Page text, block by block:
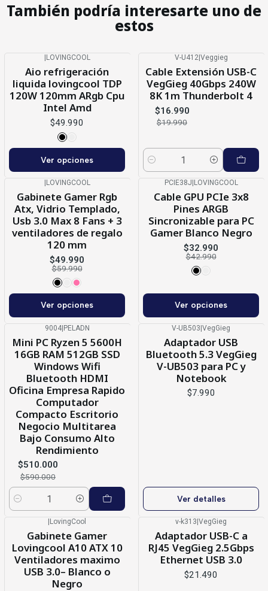
También podría interesarte uno de
estos
LOVINGCOOL
Aio refrigeración
liquida lovingcool TDP
120W 120mm ARgb Cpu
Intel Amd
$49.990
Ver opciones
V-U412| Veggieg
Cable Extensión USB-C
VegGieg 40Gbps 240W
8K 1m Thunderbolt 4
$16.990
$19.990
Cantidad
LOVINGCOOL
Gabinete Gamer Rgb
Atx, Vidrio Templado,
Usb 3.0 Max 8 Fans + 3
ventiladores de regalo
120 mm
$49.990
$59.990
Ver opciones
PCIE38J LOVINGCOOL
Cable GPU PCIe 3x8
Pines ARGB
Sincronizable para PC
Gamer Blanco Negro
$32.990
$42.990
Ver opciones
9004|PELADN
Mini PC Ryzen 5 5600H
16GB RAM 512GB SSD
Windows Wifi
Bluetooth HDMI
Oficina Empresa Rapido
Computador
Compacto Escritorio
Negocio Multitarea
Bajo Consumo Alto
Rendimiento
$510.000
$590.000
Cantidad
V-UB503|VegGieg
Adaptador USB
Bluetooth 5.3 VegGieg
V-UB503 para PC y
Notebook
$7.990
Ver detalles
LovingCool
Gabinete Gamer
Lovingcool A10 ATX 10
Ventiladores maximo
USB 3.0– Blanco o
Negro
v-k313 VegGieg
Adaptador USB-C a
RJ45 VegGieg 2.5Gbps
Ethernet USB 3.0
$21.490